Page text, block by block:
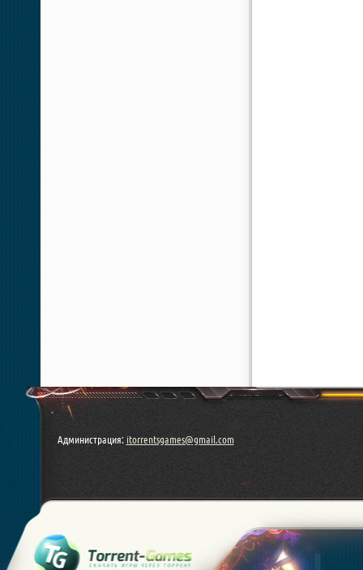
Администрация: itorrentsgames@gmail.com